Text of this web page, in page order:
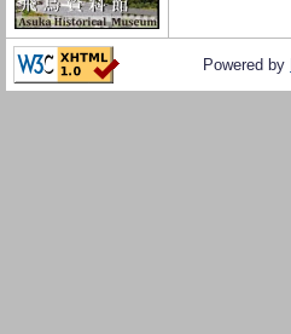
Powered by